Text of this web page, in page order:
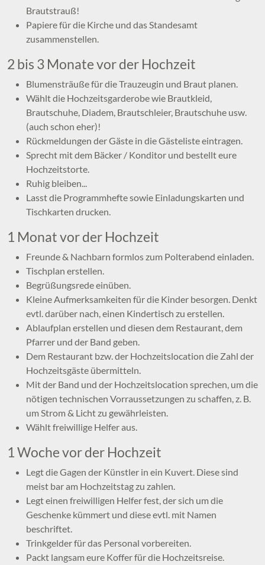
Brautstrauß!
Papiere für die Kirche und das Standesamt
zusammenstellen.
2 bis 3 Monate vor der Hochzeit
Blumensträuße für die Trauzeugin und Braut planen.
Wählt die Hochzeitsgarderobe wie Brautkleid,
Brautschuhe, Diadem, Brautschleier, Brautschuhe usw.
(auch schon eher)!
Rückmeldungen der Gäste in die Gästeliste eintragen.
Sprecht mit dem Bäcker / Konditor und bestellt eure
Hochzeitstorte.
Ruhig bleiben...
Lasst die Programmhefte sowie Einladungskarten und
Tischkarten drucken.
1 Monat vor der Hochzeit
Freunde & Nachbarn formlos zum Polterabend einladen.
Tischplan erstellen.
Begrüßungsrede einüben.
Kleine Aufmerksamkeiten für die Kinder besorgen. Denkt
evtl. darüber nach, einen Kindertisch zu erstellen.
Ablaufplan erstellen und diesen dem Restaurant, dem
Pfarrer und der Band geben.
Dem Restaurant bzw. der Hochzeitslocation die Zahl der
Hochzeitsgäste übermitteln.
Mit der Band und der Hochzeitslocation sprechen, um die
nötigen technischen Vorraussetzungen zu schaffen, z. B.
um Strom & Licht zu gewährleisten.
Wählt freiwillige Helfer aus.
1 Woche vor der Hochzeit
Legt die Gagen der Künstler in ein Kuvert. Diese sind
meist bar am Hochzeitstag zu zahlen.
Legt einen freiwilligen Helfer fest, der sich um die
Geschenke kümmert und diese evtl. mit Namen
beschriftet.
Trinkgelder für das Personal vorbereiten.
Packt langsam eure Koffer für die Hochzeitsreise.